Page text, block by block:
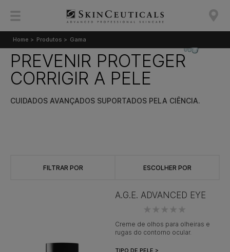
Home > Produtos > Gama
PREVENIR PROTEGER
CORRIGIR A PELE
CUIDADOS AVANÇADOS SUPORTADOS PELA CIÊNCIA.
FILTRAR POR ESCOLHER POR
A.G.E. ADVANCED EYE
Creme de olhos para olheiras e
rugas do contorno ocular.
TIPO DE PELE >